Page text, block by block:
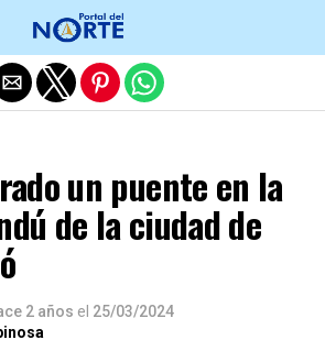
un puente en la
de la ciudad de
2 años el 25/03/2024
de la versión móvil